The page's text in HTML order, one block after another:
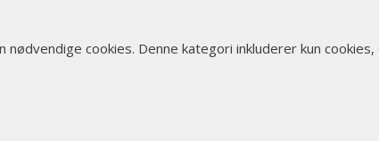
nødvendige cookies. Denne kategori inkluderer kun